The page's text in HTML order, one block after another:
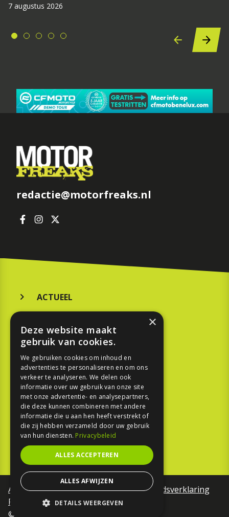
7 augustus 2026
redactie@motorfreaks.nl
ACTUEEL
KOOPGIDS
TESTEN
SPORT
REPORTAGE
TOUREN
NIEUWSBRIEF
Algemene voorwaardenToegankelijkheidsverklaring
Privacy Policy
©Motorfreaks 2026
×
Deze website maakt
gebruik van cookies.
We gebruiken cookies om inhoud en
advertenties te personaliseren en om ons
verkeer te analyseren. We delen ook
informatie over uw gebruik van onze site
met onze advertentie- en analysepartners,
die deze kunnen combineren met andere
informatie die u aan hen heeft verstrekt of
die zij hebben verzameld door uw gebruik
van hun diensten. Privacybeleid
ALLES ACCEPTEREN
ALLES AFWIJZEN
DETAILS WEERGEVEN